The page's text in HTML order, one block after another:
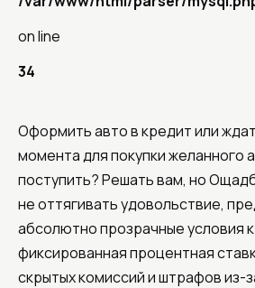
on line
34
Оформить авто в кредит или
момента для покупки желанного
поступить? Решать вам, но
не оттягивать удовольствие,
абсолютно прозрачные условия
фиксированная процентная
скрытых комиссий и штрафов из-